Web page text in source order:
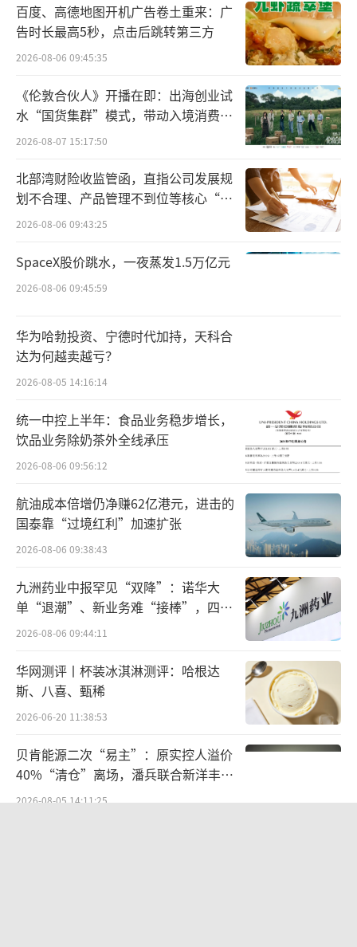
专家表示，南极磷虾油产品应该是以南极
磷虾为原料提取的虾油，必定含有磷脂成分。
针对相关企业涉嫌造假行为，上海市消保
委表示，将约谈该产品的生产企业安徽哈博药
仁堂(四川)健康药业有限公司，要求其对产品的
真实情况做出解释。
假产品的生产企业，北京同仁堂(四川)健康药业
有限公司则为经销商。
资料显示，同仁堂主营业务为中成药的生
产与销售，拥有包括中药材种植、中药材加
工、中成药研发、中成药生产、医药物流配
送、药品批发和零售在内的完整产业链条。
公司前三季度营业收入为133.08亿元，同
比减少3.70%。归属于上市公司股东的净利润
为11.78亿元，同比减少12.78%。归属于上市
公司股东的扣除非经常性损益的净利润为11.63
亿元，同比减少11.95%。基本每股收益为0.85
9元。
其中第三季度，公司营业收入为35.4亿
百度、高德地图开机广告卷土重来：广
告时长最高5秒，点击后跳转第三方
2026-08-06 09:45:35
《伦敦合伙人》开播在即：出海创业试
水“国货集群”模式，带动入境消费反
向种草
2026-08-07 15:17:50
北部湾财险收监管函，直指公司发展规
划不合理、产品管理不到位等核心“痛
点”
2026-08-06 09:43:25
SpaceX股价跳水，一夜蒸发1.5万亿元
2026-08-06 09:45:59
华为哈勃投资、宁德时代加持，天科合
达为何越卖越亏？
2026-08-05 14:16:14
统一中控上半年：食品业务稳步增长，
饮品业务除奶茶外全线承压
2026-08-06 09:56:12
航油成本倍增仍净赚62亿港元，进击的
国泰靠“过境红利”加速扩张
2026-08-06 09:38:43
九洲药业中报罕见“双降”：诺华大
单“退潮”、新业务难“接棒”，四大
难关待闯
2026-08-06 09:44:11
华网测评丨杯装冰淇淋测评：哈根达
斯、八喜、甄稀
2026-06-20 11:38:53
贝肯能源二次“易主”：原实控人溢价
40%“清仓”离场，潘兵联合新洋丰、
宏科百世拟入主
2026-08-05 14:11:25